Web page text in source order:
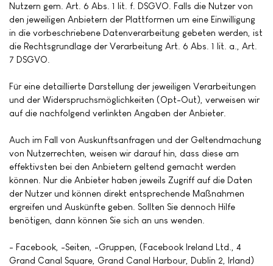
Nutzern gem. Art. 6 Abs. 1 lit. f. DSGVO. Falls die Nutzer von
den jeweiligen Anbietern der Plattformen um eine Einwilligung
in die vorbeschriebene Datenverarbeitung gebeten werden, ist
die Rechtsgrundlage der Verarbeitung Art. 6 Abs. 1 lit. a., Art.
7 DSGVO.
Für eine detaillierte Darstellung der jeweiligen Verarbeitungen
und der Widerspruchsmöglichkeiten (Opt-Out), verweisen wir
auf die nachfolgend verlinkten Angaben der Anbieter.
Auch im Fall von Auskunftsanfragen und der Geltendmachung
von Nutzerrechten, weisen wir darauf hin, dass diese am
effektivsten bei den Anbietern geltend gemacht werden
können. Nur die Anbieter haben jeweils Zugriff auf die Daten
der Nutzer und können direkt entsprechende Maßnahmen
ergreifen und Auskünfte geben. Sollten Sie dennoch Hilfe
benötigen, dann können Sie sich an uns wenden.
- Facebook, -Seiten, -Gruppen, (Facebook Ireland Ltd., 4
Grand Canal Square, Grand Canal Harbour, Dublin 2, Irland)